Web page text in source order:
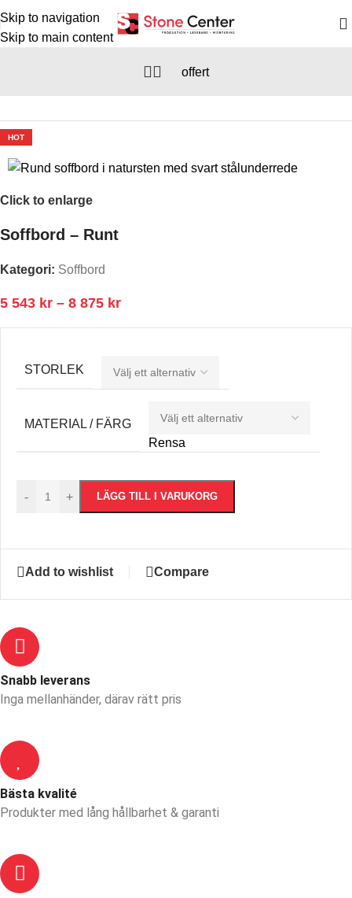
Skip to navigation
Skip to main content
offert
HOT
Click to enlarge
Soffbord – Runt
Kategori: Soffbord
5 543 kr – 8 875 kr
STORLEK
MATERIAL / FÄRG
Rensa
- + LÄGG TILL I VARUKORG
Add to wishlist Compare
Snabb leverans​
Inga mellanhänder, därav rätt pris
Bästa kvalité
Produkter med lång hållbarhet & garanti